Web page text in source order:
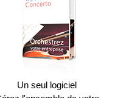
Un seul logiciel